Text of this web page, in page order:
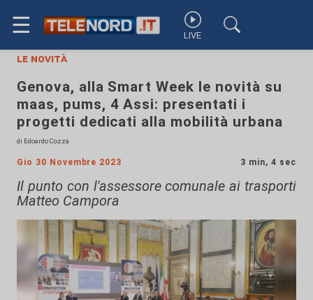
☰ LIVE
le novità
Genova, alla Smart Week le novità su
maas, pums, 4 Assi: presentati i
progetti dedicati alla mobilità urbana
di Edoardo Cozza
Gio 30 Novembre 2023 3 min, 4 sec
Il punto con l'assessore comunale ai trasporti
Matteo Campora